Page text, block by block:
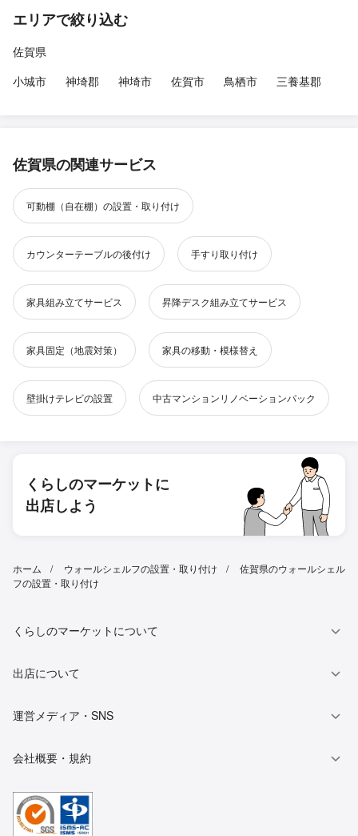
エリアで絞り込む
佐賀県
小城市
神埼郡 神埼市 佐賀市 鳥栖市 三養基郡
佐賀県の関連サービス
可動棚（自在棚）の設置・取り付け
カウンターテーブルの後付け 手すり取り付け
家具組み立てサービス 昇降デスク組み立てサービス
家具固定（地震対策） 家具の移動・模様替え
壁掛けテレビの設置 中古マンションリノベーションパック
くらしのマーケットに
出店しよう
ホーム ウォールシェルフの設置・取り付け
佐賀県のウォールシェル
フの設置・取り付け
くらしのマーケットについて
出店について
運営メディア・SNS
会社概要・規約